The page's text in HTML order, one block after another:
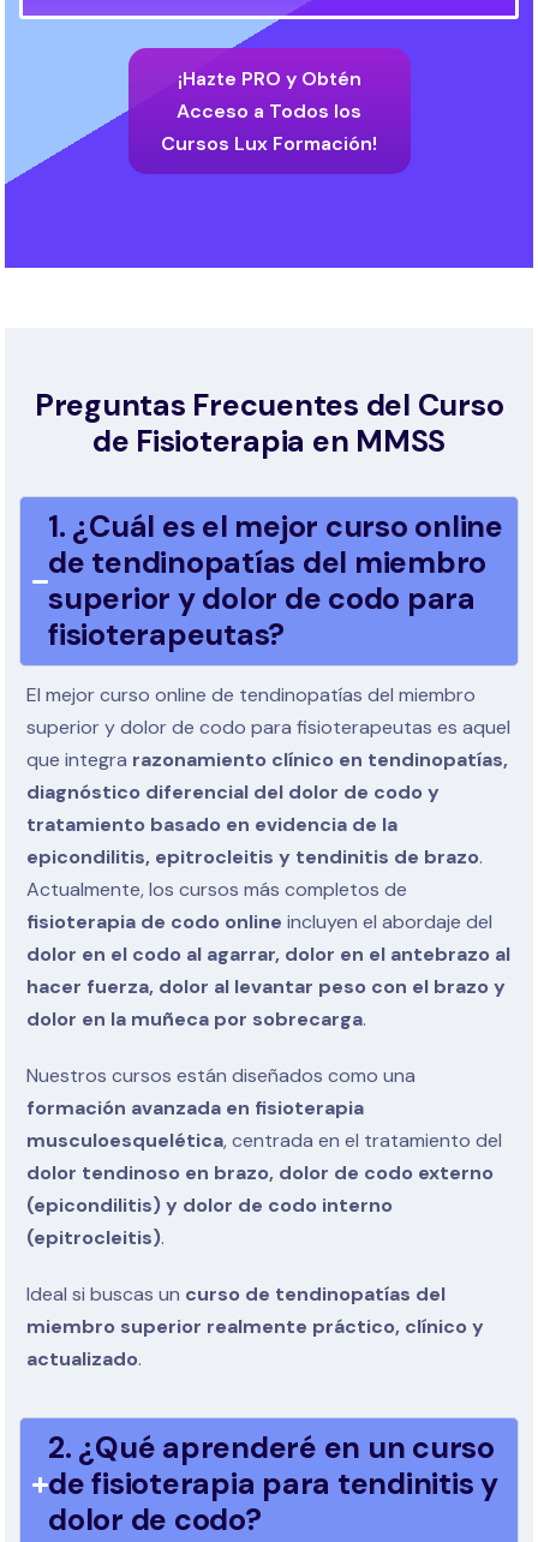
¡Hazte PRO y Obtén
Acceso a Todos los
Cursos Lux Formación!
Preguntas Frecuentes del Curso
de Fisioterapia en MMSS
1. ¿Cuál es el mejor curso online
de tendinopatías del miembro
superior y dolor de codo para
fisioterapeutas?
El mejor curso online de tendinopatías del miembro
superior y dolor de codo para fisioterapeutas es aquel
que integra razonamiento clínico en tendinopatías,
diagnóstico diferencial del dolor de codo y
tratamiento basado en evidencia de la
epicondilitis, epitrocleitis y tendinitis de brazo.
Actualmente, los cursos más completos de
fisioterapia de codo online incluyen el abordaje del
dolor en el codo al agarrar, dolor en el antebrazo al
hacer fuerza, dolor al levantar peso con el brazo y
dolor en la muñeca por sobrecarga.
Nuestros cursos están diseñados como una
formación avanzada en fisioterapia
musculoesquelética, centrada en el tratamiento del
dolor tendinoso en brazo, dolor de codo externo
(epicondilitis) y dolor de codo interno
(epitrocleitis).
Ideal si buscas un curso de tendinopatías del
miembro superior realmente práctico, clínico y
actualizado.
2. ¿Qué aprenderé en un curso
de fisioterapia para tendinitis y
dolor de codo?